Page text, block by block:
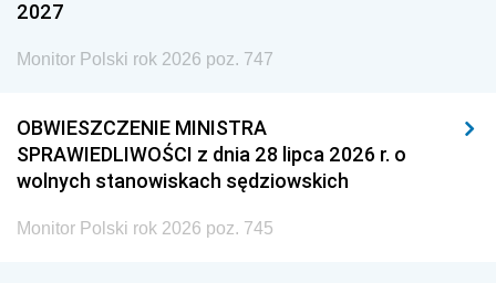
2027
Monitor Polski rok 2026 poz. 747
OBWIESZCZENIE MINISTRA
SPRAWIEDLIWOŚCI z dnia 28 lipca 2026 r. o
wolnych stanowiskach sędziowskich
Monitor Polski rok 2026 poz. 745